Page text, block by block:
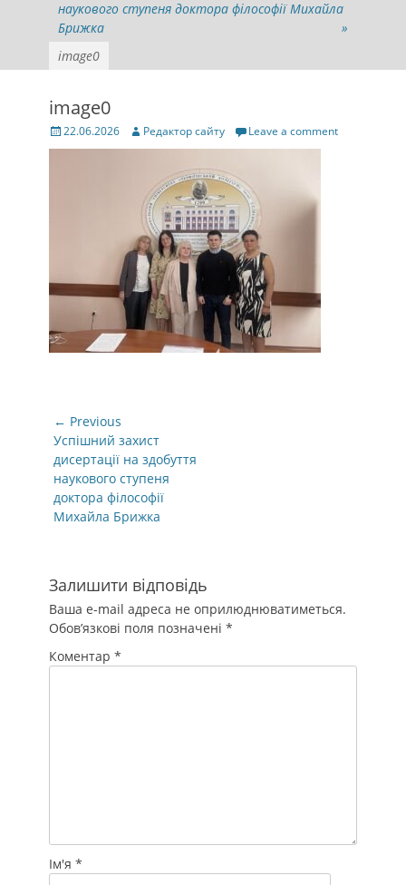
наукового ступеня доктора філософії Михайла
Брижка
»
image0
image0
Posted
on
22.06.2026 Author
Редактор сайту Leave a comment
Навігація
записів
← Previous
Previous
post:
Успішний захист
дисертації на здобуття
наукового ступеня
доктора філософії
Михайла Брижка
Залишити відповідь
Ваша e-mail адреса не оприлюднюватиметься.
Обов’язкові поля позначені *
Коментар *
Ім'я *